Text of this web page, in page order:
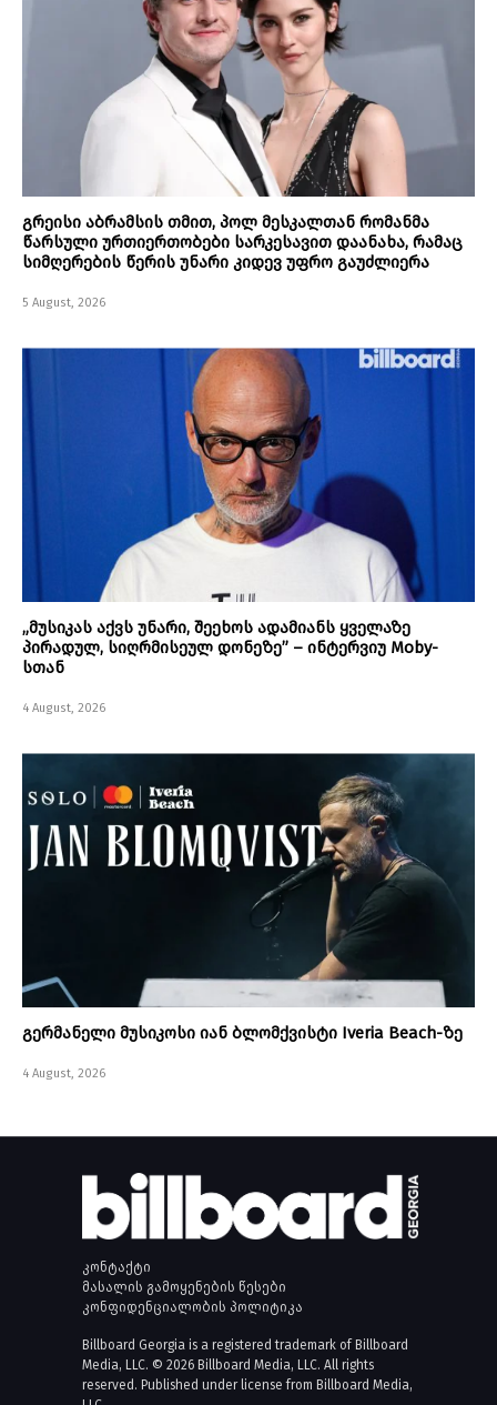
გრეისი აბრამსის თმით, პოლ მესკალთან რომანმა
წარსული ურთიერთობები სარკესავით დაანახა, რამაც
სიმღერების წერის უნარი კიდევ უფრო გაუძლიერა
5 August, 2026
„მუსიკას აქვს უნარი, შეეხოს ადამიანს ყველაზე
პირადულ, სიღრმისეულ დონეზე” – ინტერვიუ Moby-
სთან
4 August, 2026
გერმანელი მუსიკოსი იან ბლომქვისტი Iveria Beach-ზე
4 August, 2026
კონტაქტი
მასალის გამოყენების წესები
კონფიდენციალობის პოლიტიკა
Billboard Georgia is a registered trademark of Billboard
Media, LLC. © 2026 Billboard Media, LLC. All rights
reserved. Published under license from Billboard Media,